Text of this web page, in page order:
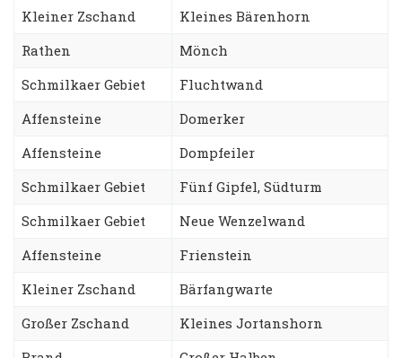
Kleiner Zschand
Kleines Bärenhorn
Rathen
Mönch
Schmilkaer Gebiet
Fluchtwand
Affensteine
Domerker
Affensteine
Dompfeiler
Schmilkaer Gebiet
Fünf Gipfel, Südturm
Schmilkaer Gebiet
Neue Wenzelwand
Affensteine
Frienstein
Kleiner Zschand
Bärfangwarte
Großer Zschand
Kleines Jortanshorn